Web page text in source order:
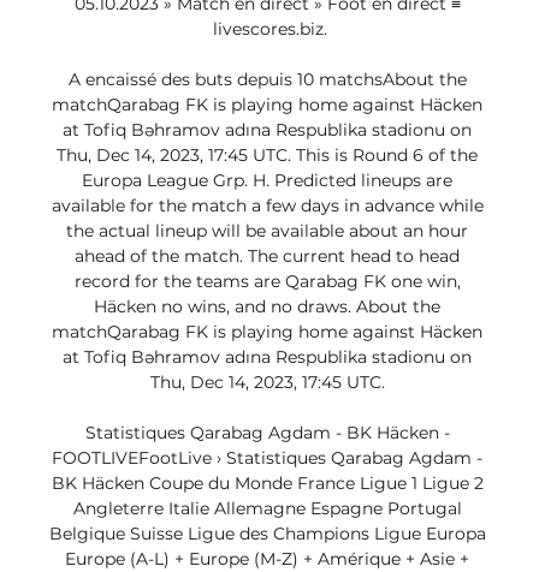
livescores.biz.
A encaissé des buts depuis 10 matchsAbout the
matchQarabag FK is playing home against Häcken
at Tofiq Bəhramov adına Respublika stadionu on
Thu, Dec 14, 2023, 17:45 UTC. This is Round 6 of the
Europa League Grp. H. Predicted lineups are
available for the match a few days in advance while
the actual lineup will be available about an hour
ahead of the match. The current head to head
record for the teams are Qarabag FK one win,
Häcken no wins, and no draws. About the
matchQarabag FK is playing home against Häcken
at Tofiq Bəhramov adına Respublika stadionu on
Thu, Dec 14, 2023, 17:45 UTC.
Statistiques Qarabag Agdam - BK Häcken -
FOOTLIVEFootLive › Statistiques Qarabag Agdam -
BK Häcken Coupe du Monde France Ligue 1 Ligue 2
Angleterre Italie Allemagne Espagne Portugal
Belgique Suisse Ligue des Champions Ligue Europa
Europe (A-L) + Europe (M-Z) + Amérique + Asie +